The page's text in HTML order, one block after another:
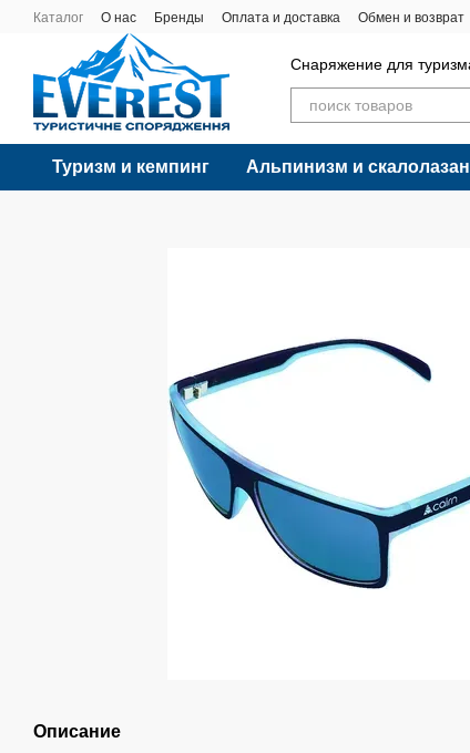
Перейти к основному контенту
Каталог О нас Бренды Оплата и доставка Обмен и возврат
Снаряжение для
Туризм и кемпинг Альпинизм и
Описание